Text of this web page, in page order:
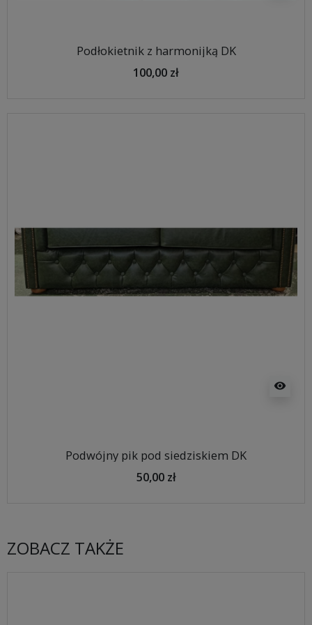
Podłokietnik z harmonijką DK
100,00 zł
visibility
Podwójny pik pod siedziskiem DK
50,00 zł
ZOBACZ TAKŻE